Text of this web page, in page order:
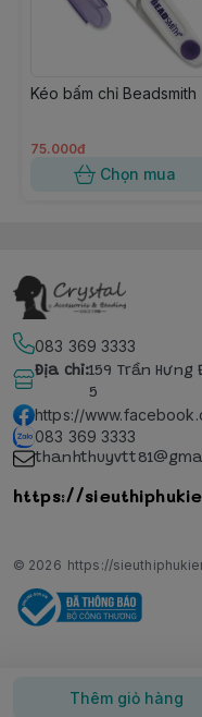
Thêm giỏ hàng
Kéo bấm chỉ Beadsmith
75.000đ
Chọn mua
083 369 3333
Địa chỉ:159 Trần Hưng
5
https://
083 369 3333
https://
© 2026 https://